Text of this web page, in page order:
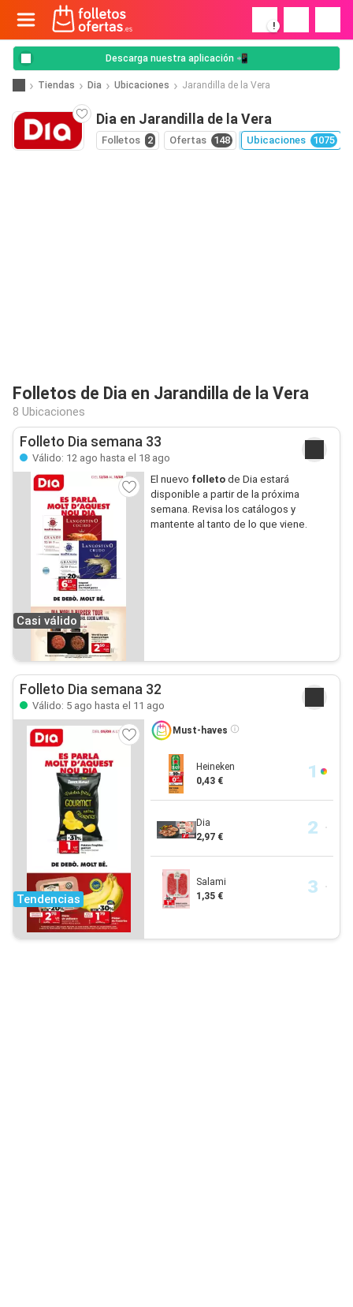
!
Descarga nuestra aplicación 📲
Tiendas Dia Ubicaciones Jarandilla de la Vera
Dia en Jarandilla de la Vera
Folletos 2 Ofertas 148 Ubicaciones 1075
Folletos de Dia en Jarandilla de la Vera
8 Ubicaciones
Folleto Dia semana 33
Válido: 12 ago hasta el 18 ago
Casi válido
El nuevo folletode Dia estará
disponible a partir de la próxima
semana. Revisa los catálogos y
mantente al tanto de lo que viene.
Folleto Dia semana 32
Válido: 5 ago hasta el 11 ago
Tendencias
Must-haves
Heineken
0,43 €
Dia
2,97 €
Salami
1,35 €